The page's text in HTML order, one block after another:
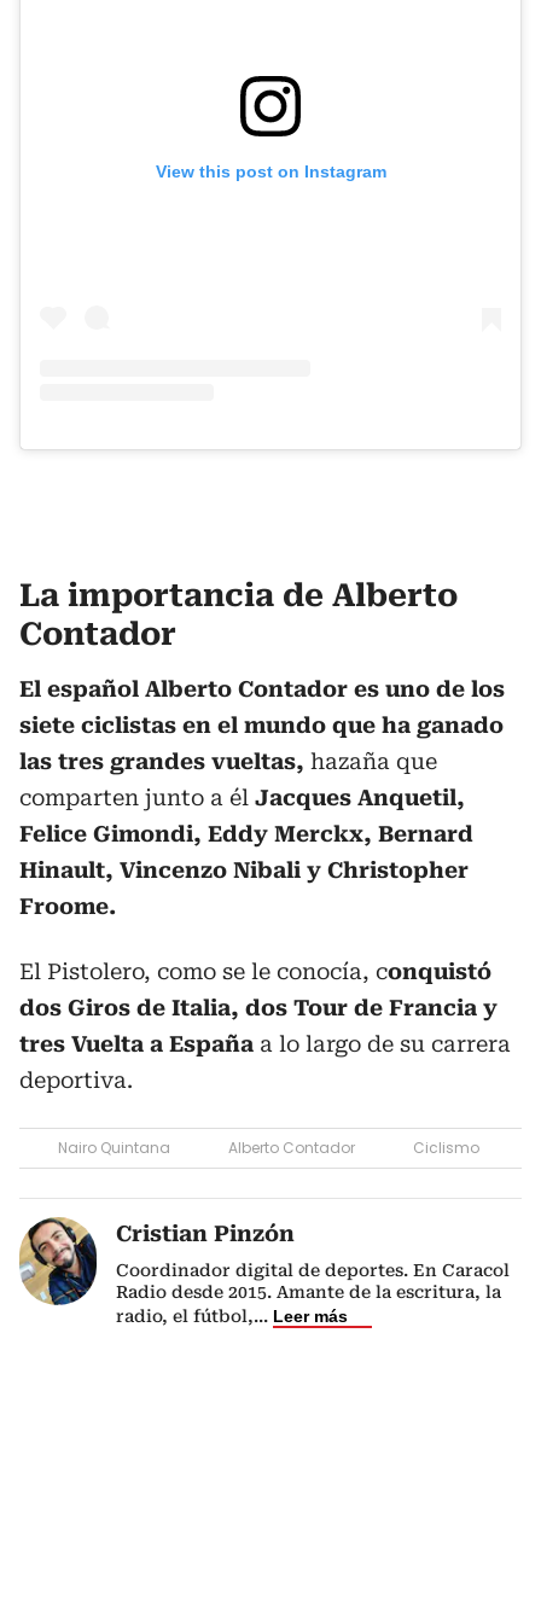
View this post on Instagram
La importancia de Alberto
Contador
El español Alberto Contador es uno de los
siete ciclistas en el mundo que ha ganado
las tres grandes vueltas, hazaña que
comparten junto a él Jacques Anquetil,
Felice Gimondi, Eddy Merckx, Bernard
Hinault, Vincenzo Nibali y Christopher
Froome.
El Pistolero, como se le conocía, conquistó
dos Giros de Italia, dos Tour de Francia y
tres Vuelta a España a lo largo de su carrera
deportiva.
Nairo Quintana Alberto Contador Ciclismo
Cristian Pinzón
Coordinador digital de deportes. En Caracol
Radio desde 2015. Amante de la escritura, la
radio, el fútbol,... Leer más